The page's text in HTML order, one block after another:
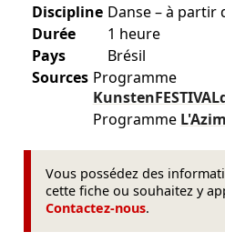
Discipline Danse – à partir
Durée
1 heure
Pays
Brésil
Sources Programme
Programme
Vous possédez des
cette fiche ou souhaitez y
Contactez-nous.